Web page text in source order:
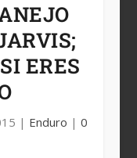
ERES
| Enduro | 0